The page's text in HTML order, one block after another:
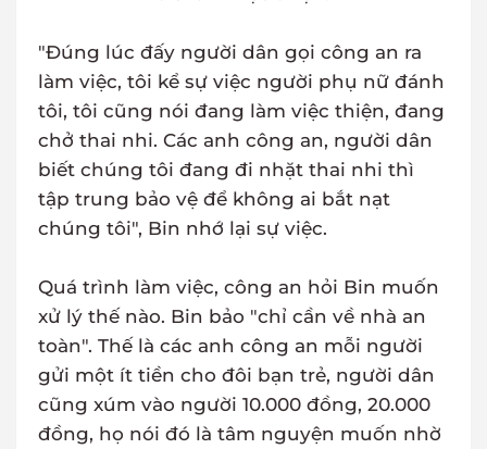
"Đúng lúc đấy người dân gọi công an ra
làm việc, tôi kể sự việc người phụ nữ đánh
tôi, tôi cũng nói đang làm việc thiện, đang
chở thai nhi. Các anh công an, người dân
biết chúng tôi đang đi nhặt thai nhi thì
tập trung bảo vệ để không ai bắt nạt
chúng tôi", Bin nhớ lại sự việc.
Quá trình làm việc, công an hỏi Bin muốn
xử lý thế nào. Bin bảo "chỉ cần về nhà an
toàn". Thế là các anh công an mỗi người
gửi một ít tiền cho đôi bạn trẻ, người dân
cũng xúm vào người 10.000 đồng, 20.000
đồng, họ nói đó là tâm nguyện muốn nhờ